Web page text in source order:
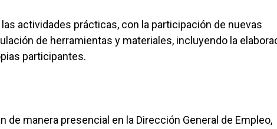
actividades prácticas, con la participación de nuevas
de herramientas y materiales, incluyendo la
participantes.
manera presencial en la Dirección General de Empleo,